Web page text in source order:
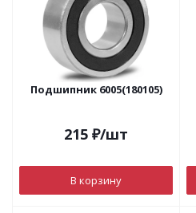
Подшипник 6005(180105)
215 ₽/шт
В корзину